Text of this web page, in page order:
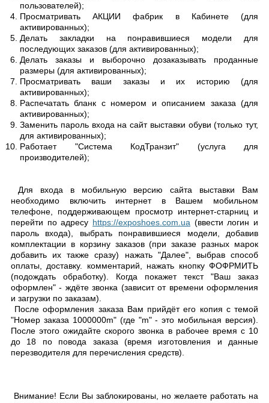
пользователей);
Просматривать АКЦИИ фабрик в Кабинете (для
активированных);
Делать закладки на понравившиеся модели для
последующих заказов (для активированных);
Делать заказы и выборочно дозаказывать проданные
размеры (для активированных);
Просматривать ваши заказы и их историю (для
активированных);
Распечатать бланк с номером и описанием заказа (для
активированных);
Заменить пароль входа на сайт выставки обуви (только тут,
для активированных);
Работает "Система КодТранзит" (услуга для
производителей);
Для входа в мобильную версию сайта выставки Вам
необходимо включить интернет в Вашем мобильном
телефоне, поддерживающем просмотр интернет-старниц и
перейти по адресу https://exposhoes.com.ua (ввести логин и
пароль входа), выбрать понравившиеся модели, добавив
комплектации в корзину заказов (при заказе разных марок
добавить их также сразу) нажать "Далее", выбрав способ
оплаты, доставку. комментарий, нажать кнопку ФОФРМИТЬ
(подождать обработку). Когда покажет текст "Ваш заказ
оформлен" - ждёте звонка (зависит от времени оформления
и загрузки по заказам).
После оформления заказа Вам прийдёт его копия с темой
"Номер заказа 1000000m" (где "m" - это мобильная версия).
После этого ожидайте скорого звонка в рабочее время с 10
до 18 по повода заказа (время изготовления и данные
перезводителя для перечисления средств).
Внимание! Если Вы заблокированы, но желаете работать на